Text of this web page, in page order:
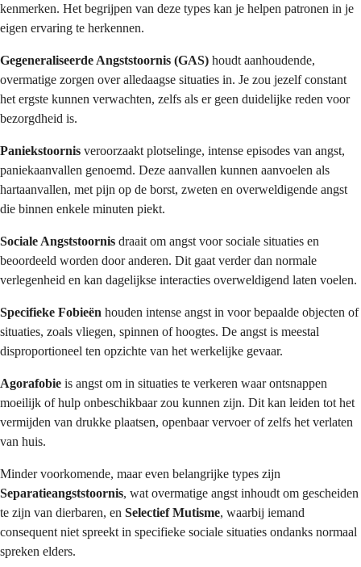
kenmerken. Het begrijpen van deze types kan je helpen patronen in je
eigen ervaring te herkennen.
Gegeneraliseerde Angststoornis (GAS) houdt aanhoudende,
overmatige zorgen over alledaagse situaties in. Je zou jezelf constant
het ergste kunnen verwachten, zelfs als er geen duidelijke reden voor
bezorgdheid is.
Paniekstoornis veroorzaakt plotselinge, intense episodes van angst,
paniekaanvallen genoemd. Deze aanvallen kunnen aanvoelen als
hartaanvallen, met pijn op de borst, zweten en overweldigende angst
die binnen enkele minuten piekt.
Sociale Angststoornis draait om angst voor sociale situaties en
beoordeeld worden door anderen. Dit gaat verder dan normale
verlegenheid en kan dagelijkse interacties overweldigend laten voelen.
Specifieke Fobieën houden intense angst in voor bepaalde objecten of
situaties, zoals vliegen, spinnen of hoogtes. De angst is meestal
disproportioneel ten opzichte van het werkelijke gevaar.
Agorafobie is angst om in situaties te verkeren waar ontsnappen
moeilijk of hulp onbeschikbaar zou kunnen zijn. Dit kan leiden tot het
vermijden van drukke plaatsen, openbaar vervoer of zelfs het verlaten
van huis.
Minder voorkomende, maar even belangrijke types zijn
Separatieangststoornis, wat overmatige angst inhoudt om gescheiden
te zijn van dierbaren, en Selectief Mutisme, waarbij iemand
consequent niet spreekt in specifieke sociale situaties ondanks normaal
spreken elders.